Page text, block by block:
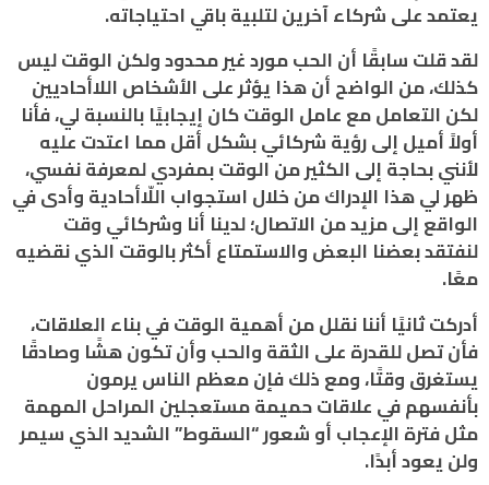
يعتمد على شركاء آخرين لتلبية باقي احتياجاته.
لقد قلت سابقًا أن الحب مورد غير محدود ولكن الوقت ليس
كذلك، من الواضح أن هذا يؤثر على الأشخاص اللاأحاديين
لكن التعامل مع عامل الوقت كان إيجابيًا بالنسبة لي، فأنا
أولاً أميل إلى رؤية شركائي بشكل أقل مما اعتدت عليه
لأنني بحاجة إلى الكثير من الوقت بمفردي لمعرفة نفسي،
ظهر لي هذا الإدراك من خلال استجواب اللّاأحادية وأدى في
الواقع إلى مزيد من الاتصال؛ لدينا أنا وشركائي وقت
لنفتقد بعضنا البعض والاستمتاع أكثر بالوقت الذي نقضيه
معًا.
أدركت ثانيًا أننا نقلل من أهمية الوقت في بناء العلاقات،
فأن تصل للقدرة على الثقة والحب وأن تكون هشًا وصادقًا
يستغرق وقتًا، ومع ذلك فإن معظم الناس يرمون
بأنفسهم في علاقات حميمة مستعجلين المراحل المهمة
مثل فترة الإعجاب أو شعور “السقوط” الشديد الذي سيمر
ولن يعود أبدًا.